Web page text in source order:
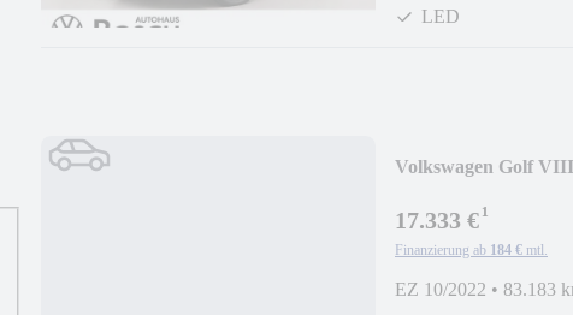
LED
Volkswagen Golf
17.333 €¹
Finanzierung ab 184 € mtl.
EZ 10/2022 • 83.183